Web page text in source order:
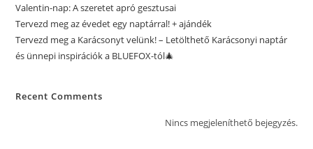
Valentin-nap: A szeretet apró gesztusai
Tervezd meg az évedet egy naptárral! + ajándék
Tervezd meg a Karácsonyt velünk! – Letölthető Karácsonyi naptár
és ünnepi inspirációk a BLUEFOX-tól🎄
Recent Comments
Nincs megjeleníthető bejegyzés.